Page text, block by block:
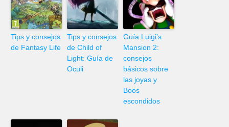
Tips y consejos
de Fantasy Life
Tips y consejos
de Child of
Light: Guía de
Oculi
Guía Luigi’s
Mansion 2:
consejos
básicos sobre
las joyas y
Boos
escondidos